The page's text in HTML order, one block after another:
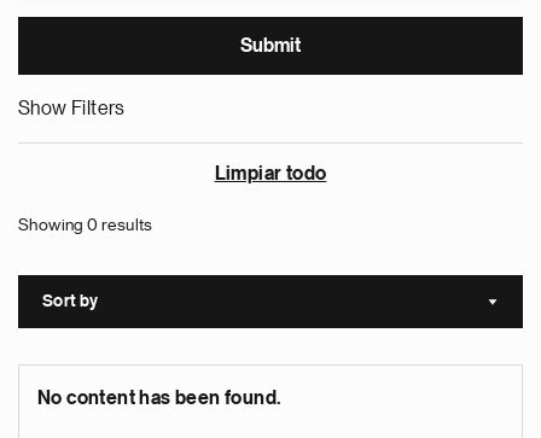
Show Filters
Limpiar todo
Showing 0 results
Sort by Sort
No content has been found.